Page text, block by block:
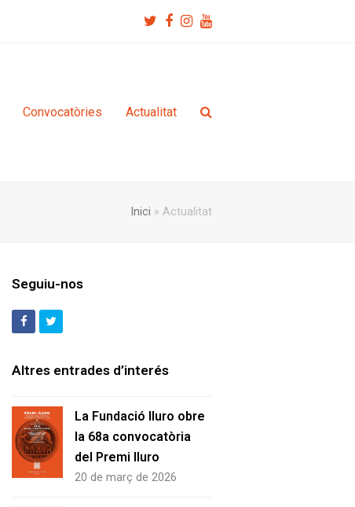
Twitter
Facebook
Instagram
Youtube
Convocatòries Actualitat
Inici » Actualitat
Seguiu-nos
FacebookTwitter
Altres entrades d’interés
La Fundació Iluro obre
la 68a convocatòria
del Premi Iluro
20 de març de 2026